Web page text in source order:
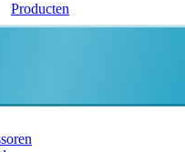
Producten